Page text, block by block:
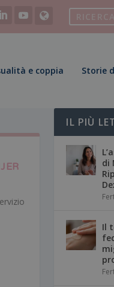
e coppia Storie
IL PIÙ
di
Il